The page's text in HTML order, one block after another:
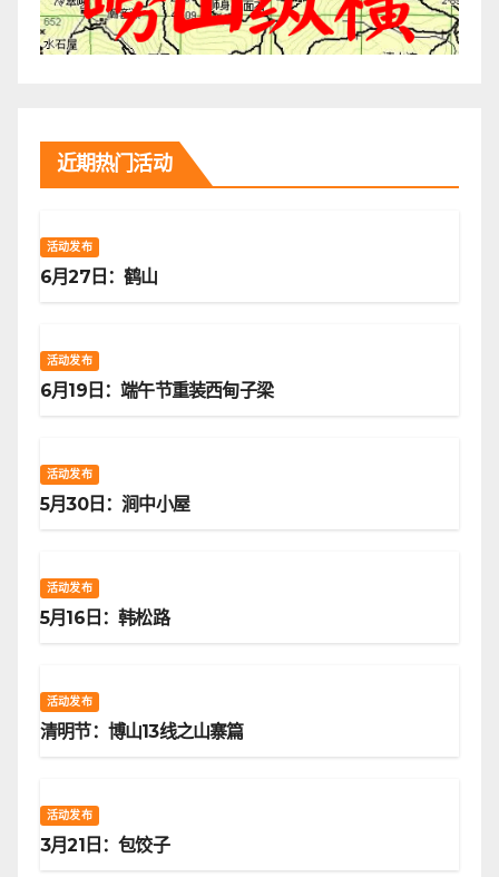
近期热门活动
活动发布
6月27日：鹤山
活动发布
6月19日：端午节重装西甸子梁
活动发布
5月30日：涧中小屋
活动发布
5月16日：韩松路
活动发布
清明节：博山13线之山寨篇
活动发布
3月21日：包饺子